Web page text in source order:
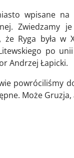
wpisane na
Zwiedzamy
że Ryga była
po
Andrzej Łapicki.
powróciliśmy
Może